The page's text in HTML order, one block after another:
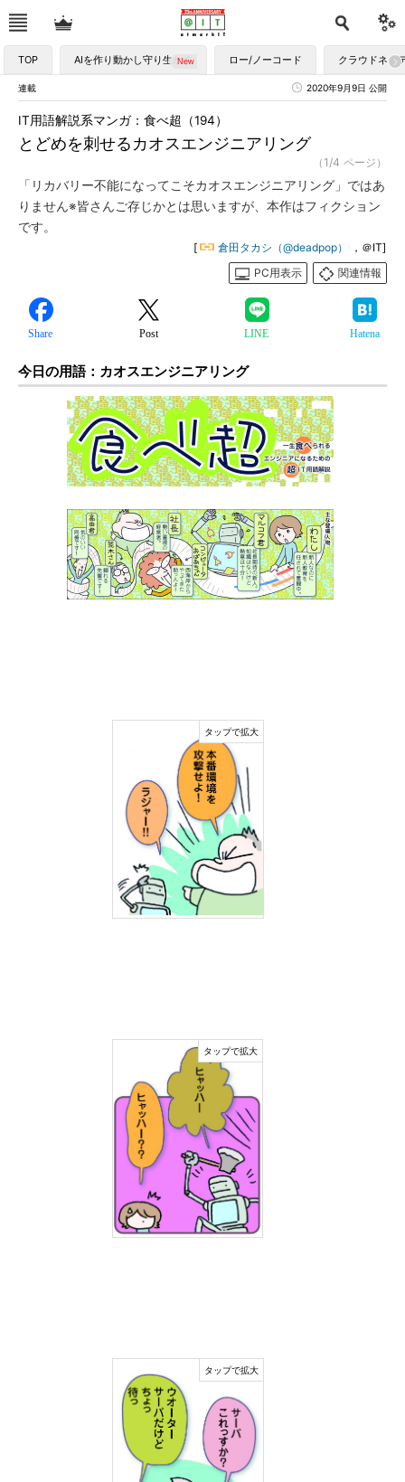
TOP AIを作り動かし守り生かす ロー/ノーコード クラウドネイ
連載 2020年9月9日 公開
とどめを刺せるカオスエンジニアリング
IT用語解説系マンガ：食べ超（194）
（1/4 ページ）
「リカバリー不能になってこそカオスエンジニアリング」ではあ
りません※皆さんご存じかとは思いますが、本作はフィクション
です。
[ 倉田タカシ（@deadpop）
，＠IT]
PC用表示
関連情報
Share Post LINE Hatena
今日の用語：カオスエンジニアリング